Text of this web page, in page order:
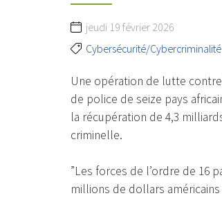
jeudi 19 février 2026
Cybersécurité/Cybercriminalité
Une opération de lutte
de police de seize pays
la récupération de 4,3
criminelle.
”Les forces de l’ordre de 16
millions de dollars